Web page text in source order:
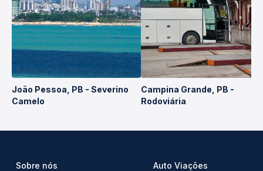
João Pessoa, PB - Severino
Camelo
Campina Grande, PB -
Rodoviária
Sobre nós Auto Viações